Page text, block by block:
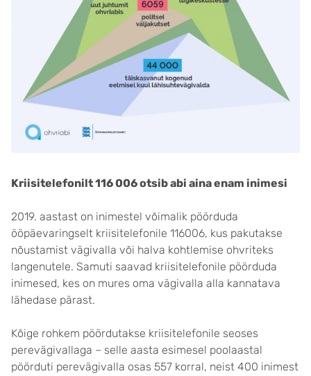
Kriisitelefonilt 116 006 otsib abi aina enam inimesi
2019. aastast on inimestel võimalik pöörduda
ööpäevaringselt kriisitelefonile 116006, kus pakutakse
nõustamist vägivalla või halva kohtlemise ohvriteks
langenutele. Samuti saavad kriisitelefonile pöörduda
inimesed, kes on mures oma vägivalla alla kannatava
lähedase pärast.
Kõige rohkem pöördutakse kriisitelefonile seoses
perevägivallaga – selle aasta esimesel poolaastal
pöörduti perevägivalla osas 557 korral, neist 400 inimest